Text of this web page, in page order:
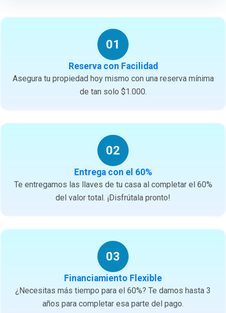
01
Reserva con Facilidad
Asegura tu propiedad hoy mismo con una reserva mínima
de tan solo $1.000.
02
Entrega con el 60%
Te entregamos las llaves de tu casa al completar el 60%
del valor total. ¡Disfrútala pronto!
03
Financiamiento Flexible
¿Necesitas más tiempo para el 60%? Te damos hasta 3
años para completar esa parte del pago.